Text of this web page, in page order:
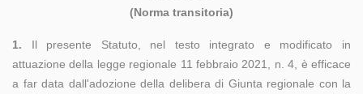
(Norma transitoria)
1. Il presente Statuto, nel testo integrato e modificato in
attuazione della legge regionale 11 febbraio 2021, n. 4, è efficace
a far data dall'adozione della delibera di Giunta regionale con la